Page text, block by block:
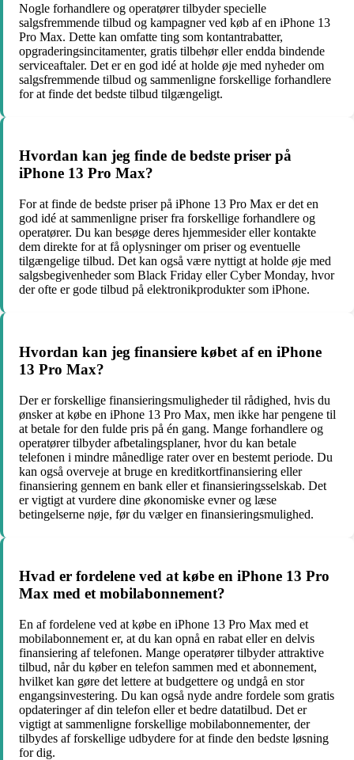
Nogle forhandlere og operatører tilbyder specielle
salgsfremmende tilbud og kampagner ved køb af en iPhone 13
Pro Max. Dette kan omfatte ting som kontantrabatter,
opgraderingsincitamenter, gratis tilbehør eller endda bindende
serviceaftaler. Det er en god idé at holde øje med nyheder om
salgsfremmende tilbud og sammenligne forskellige forhandlere
for at finde det bedste tilbud tilgængeligt.
Hvordan kan jeg finde de bedste priser på
iPhone 13 Pro Max?
For at finde de bedste priser på iPhone 13 Pro Max er det en
god idé at sammenligne priser fra forskellige forhandlere og
operatører. Du kan besøge deres hjemmesider eller kontakte
dem direkte for at få oplysninger om priser og eventuelle
tilgængelige tilbud. Det kan også være nyttigt at holde øje med
salgsbegivenheder som Black Friday eller Cyber Monday, hvor
der ofte er gode tilbud på elektronikprodukter som iPhone.
Hvordan kan jeg finansiere købet af en iPhone
13 Pro Max?
Der er forskellige finansieringsmuligheder til rådighed, hvis du
ønsker at købe en iPhone 13 Pro Max, men ikke har pengene til
at betale for den fulde pris på én gang. Mange forhandlere og
operatører tilbyder afbetalingsplaner, hvor du kan betale
telefonen i mindre månedlige rater over en bestemt periode. Du
kan også overveje at bruge en kreditkortfinansiering eller
finansiering gennem en bank eller et finansieringsselskab. Det
er vigtigt at vurdere dine økonomiske evner og læse
betingelserne nøje, før du vælger en finansieringsmulighed.
Hvad er fordelene ved at købe en iPhone 13 Pro
Max med et mobilabonnement?
En af fordelene ved at købe en iPhone 13 Pro Max med et
mobilabonnement er, at du kan opnå en rabat eller en delvis
finansiering af telefonen. Mange operatører tilbyder attraktive
tilbud, når du køber en telefon sammen med et abonnement,
hvilket kan gøre det lettere at budgettere og undgå en stor
engangsinvestering. Du kan også nyde andre fordele som gratis
opdateringer af din telefon eller et bedre datatilbud. Det er
vigtigt at sammenligne forskellige mobilabonnementer, der
tilbydes af forskellige udbydere for at finde den bedste løsning
for dig.